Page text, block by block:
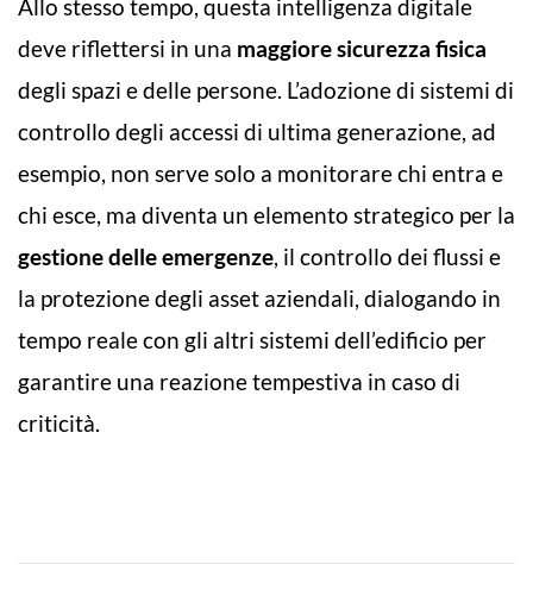
Allo stesso tempo, questa intelligenza digitale
deve riflettersi in una maggiore sicurezza fisica
degli spazi e delle persone. L’adozione di sistemi di
controllo degli accessi di ultima generazione, ad
esempio, non serve solo a monitorare chi entra e
chi esce, ma diventa un elemento strategico per la
gestione delle emergenze, il controllo dei flussi e
la protezione degli asset aziendali, dialogando in
tempo reale con gli altri sistemi dell’edificio per
garantire una reazione tempestiva in caso di
criticità.